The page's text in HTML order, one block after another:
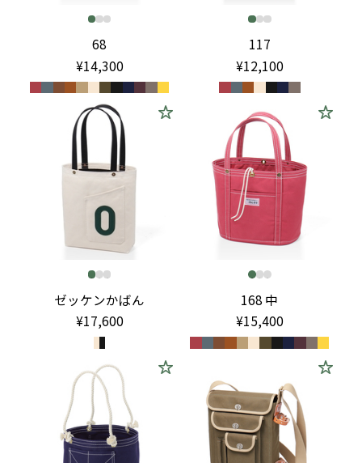
68
¥14,300
117
¥12,100
ゼッケンかばん
¥17,600
168 中
¥15,400